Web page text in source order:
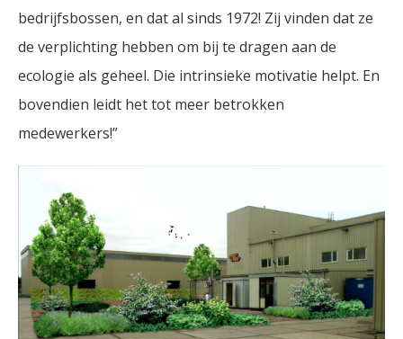
bedrijfsbossen, en dat al sinds 1972! Zij vinden dat ze
de verplichting hebben om bij te dragen aan de
ecologie als geheel. Die intrinsieke motivatie helpt. En
bovendien leidt het tot meer betrokken
medewerkers!”